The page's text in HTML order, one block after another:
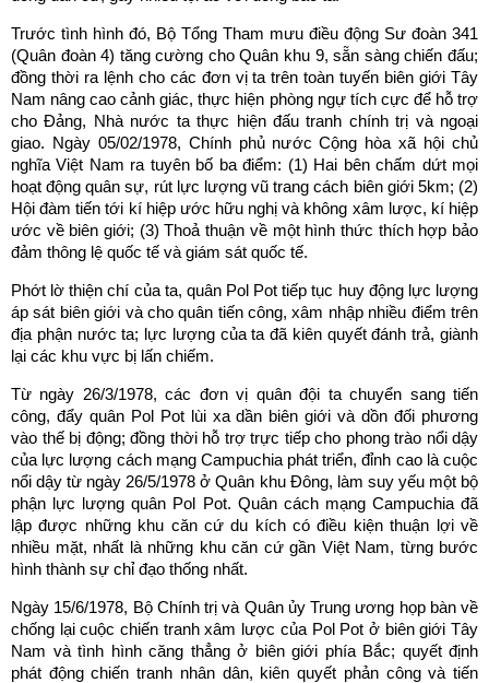
Trước tình hình đó, Bộ Tổng Tham mưu điều động Sư đoàn 341
(Quân đoàn 4) tăng cường cho Quân khu 9, sẵn sàng chiến đấu;
đồng thời ra lệnh cho các đơn vị ta trên toàn tuyến biên giới Tây
Nam nâng cao cảnh giác, thực hiện phòng ngự tích cực để hỗ trợ
cho Đảng, Nhà nước ta thực hiện đấu tranh chính trị và ngoại
giao. Ngày 05/02/1978, Chính phủ nước Cộng hòa xã hội chủ
nghĩa Việt Nam ra tuyên bố ba điểm: (1) Hai bên chấm dứt mọi
hoạt động quân sự, rút lực lượng vũ trang cách biên giới 5km; (2)
Hội đàm tiến tới kí hiệp ước hữu nghị và không xâm lược, kí hiệp
ước về biên giới; (3) Thoả thuận về một hình thức thích hợp bảo
đảm thông lệ quốc tế và giám sát quốc tế.
Phớt lờ thiện chí của ta, quân Pol Pot tiếp tục huy động lực lượng
áp sát biên giới và cho quân tiến công, xâm nhập nhiều điểm trên
địa phận nước ta; lực lượng của ta đã kiên quyết đánh trả, giành
lại các khu vực bị lấn chiếm.
Từ ngày 26/3/1978, các đơn vị quân đội ta chuyển sang tiến
công, đẩy quân Pol Pot lùi xa dần biên giới và dồn đối phương
vào thế bị động; đồng thời hỗ trợ trực tiếp cho phong trào nổi dậy
của lực lượng cách mạng Campuchia phát triển, đỉnh cao là cuộc
nổi dậy từ ngày 26/5/1978 ở Quân khu Đông, làm suy yếu một bộ
phận lực lượng quân Pol Pot. Quân cách mạng Campuchia đã
lập được những khu căn cứ du kích có điều kiện thuận lợi về
nhiều mặt, nhất là những khu căn cứ gần Việt Nam, từng bước
hình thành sự chỉ đạo thống nhất.
Ngày 15/6/1978, Bộ Chính trị và Quân ủy Trung ương họp bàn về
chống lại cuộc chiến tranh xâm lược của Pol Pot ở biên giới Tây
Nam và tình hình căng thẳng ở biên giới phía Bắc; quyết định
phát động chiến tranh nhân dân, kiên quyết phản công và tiến